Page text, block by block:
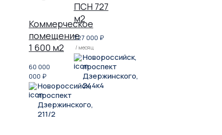
Коммерческое
помещение
1 600 м2
60 000
000 ₽
Новороссийск,
проспект
Дзержинского,
211/2
ПСН 727
м2
727 000 ₽
/ месяц
Новороссийск,
проспект
Дзержинского,
244к4